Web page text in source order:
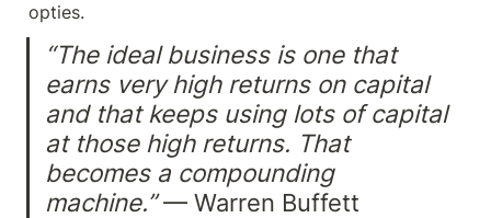
opties.
“The ideal business is one that
earns very high returns on capital
and that keeps using lots of capital
at those high returns. That
becomes a compounding
machine.” — Warren Buffett